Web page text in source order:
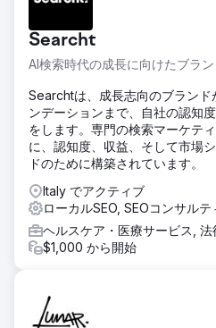
Searcht
AI検索時代の成長に向けたブラ
Searchtは、成長志向のブランド
ンデーションまで、自社の認知
をします。専門の検索マーケテ
に、認知度、収益、そして市場
ドのために構築されています。
Italy でアクティブ
ローカルSEO, SEOコンサルテ
ヘルスケア・医療サービス, 法
$1,000 から開始